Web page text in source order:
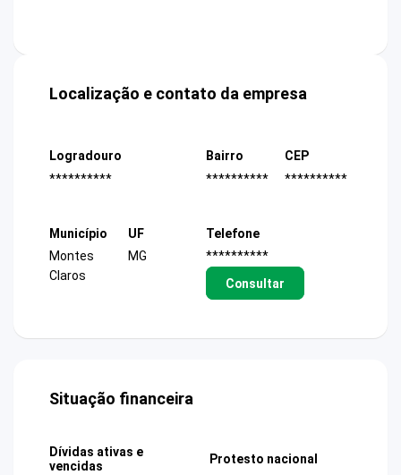
Localização e contato da empresa
Logradouro
**********
Bairro
**********
CEP
**********
Município
Montes
Claros
UF
MG
Telefone
**********
Consultar
Situação financeira
Dívidas ativas e
vencidas
Protesto nacional